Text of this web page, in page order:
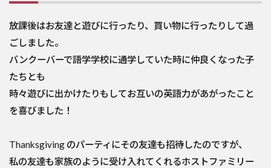
放課後はお友達と遊びに行ったり、買い物に行ったりして過
ごしました。
バンクーバーで語学学校に通学していた時に仲良くなった子
たちとも
時々遊びに出かけたりもしてお互いの英語力があがったこと
を喜びました！
Thanksgiving のパーティにその友達も招待したのですが、
私の友達も家族のように受け入れてくれるホストファミリー